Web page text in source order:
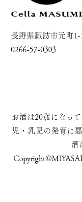
長野県諏訪市元町1-
0266-57-0303
お酒は20歳になって
児・乳児の発育に
酒